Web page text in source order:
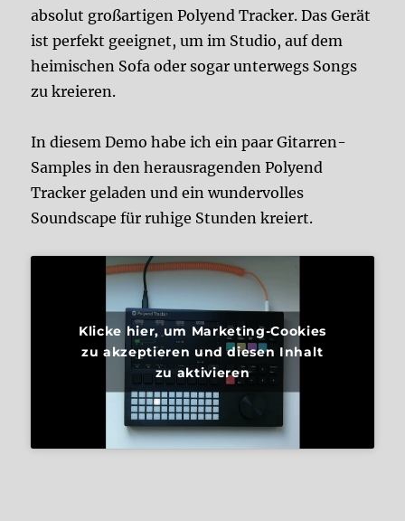
absolut großartigen Polyend Tracker. Das Gerät
ist perfekt geeignet, um im Studio, auf dem
heimischen Sofa oder sogar unterwegs Songs
zu kreieren.
In diesem Demo habe ich ein paar Gitarren-
Samples in den herausragenden Polyend
Tracker geladen und ein wundervolles
Soundscape für ruhige Stunden kreiert.
Klicke hier, um Marketing-Cookies
zu akzeptieren und diesen Inhalt
zu aktivieren